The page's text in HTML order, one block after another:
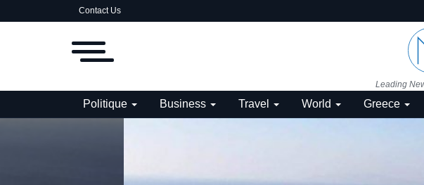
Contact Us
Leading
Politique Business Travel World Greece